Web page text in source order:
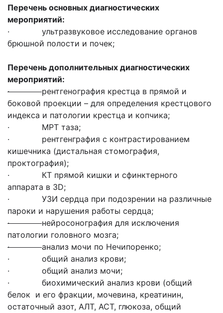
Перечень основных диагностических
мероприятий:
· ультразвуковое исследование органов
брюшной полости и почек;
Перечень дополнительных диагностических
мероприятий:
·рентгенография крестца в прямой и
боковой проекции – для определения крестцового
индекса и патологии крестца и копчика;
· МРТ таза;
· рентгенграфия с контрастированием
кишечника (дистальная стомография,
проктография);
· КТ прямой кишки и сфинктерного
аппарата в 3D;
· УЗИ сердца при подозрении на различные
пароки и нарушения работы сердца;
·нейросонография для исключения
патологии головного мозга;
·анализ мочи по Нечипоренко;
· общий анализ крови;
· общий анализ мочи;
· биохимический анализ крови (общий
белок и его фракции, мочевина, креатинин,
остаточный азот, АЛТ, АСТ, глюкоза, общий